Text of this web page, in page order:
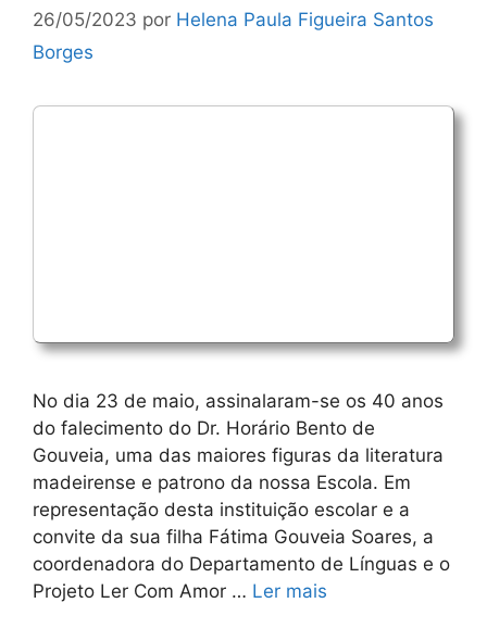
26/05/2023 por Helena Paula Figueira Santos
Borges
No dia 23 de maio, assinalaram-se os 40 anos
do falecimento do Dr. Horário Bento de
Gouveia, uma das maiores figuras da literatura
madeirense e patrono da nossa Escola. Em
representação desta instituição escolar e a
convite da sua filha Fátima Gouveia Soares, a
coordenadora do Departamento de Línguas e o
Projeto Ler Com Amor … Ler mais